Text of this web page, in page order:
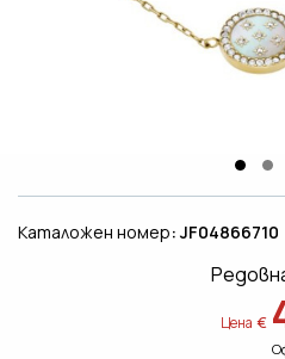
Каталожен номер: JF04866710
Цена €